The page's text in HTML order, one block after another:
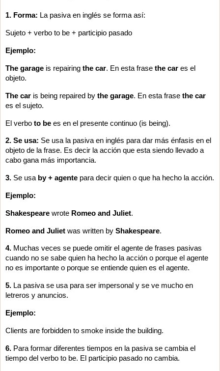
1. Forma: La pasiva en inglés se forma así:
Sujeto + verbo to be + participio pasado
Ejemplo:
The garage is repairingthe car. En esta frasethe car es el
objeto.
The car is being repaired bythe garage. En esta frasethe car
es el sujeto.
El verboto be es en el presente continuo (is being).
2. Se usa: Se usa la pasiva en inglés para dar más énfasis en el
objeto de la frase. Es decir la acción que esta siendo llevado a
cabo gana más importancia.
3. Se usa by + agente para decir quien o que ha hecho la acción.
Ejemplo:
Shakespeare wrote Romeo and Juliet.
Romeo and Juliet was written byShakespeare.
4. Muchas veces se puede omitir el agente de frases pasivas
cuando no se sabe quien ha hecho la acción o porque el agente
no es importante o porque se entiende quien es el agente.
5. La pasiva se usa para ser impersonal y se ve mucho en
letreros y anuncios.
Ejemplo:
Clients are forbidden to smoke inside the building.
6. Para formar diferentes tiempos en la pasiva se cambia el
tiempo del verbo to be. El participio pasado no cambia.